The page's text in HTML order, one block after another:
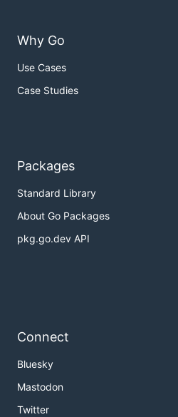
Why Go
Use Cases
Case Studies
Packages
Standard Library
About Go Packages
pkg.go.dev API
Connect
Bluesky
Mastodon
Twitter